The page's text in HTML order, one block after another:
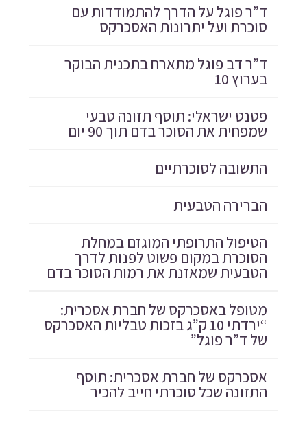
ד”ר פוגל על הדרך להתמודדות עם
סוכרת ועל יתרונות האסכרקס
ד”ר דב פוגל מתארח בתכנית הבוקר
בערוץ 10
פטנט ישראלי: תוסף תזונה טבעי
שמפחית את הסוכר בדם תוך 90 יום
התשובה לסוכרתיים
הברירה הטבעית
הטיפול התרופתי המוגזם במחלת
הסוכרת במקום פשוט לפנות לדרך
הטבעית שמאזנת את רמות הסוכר בדם
מטופל באסכרקס של חברת אסכרית:
“ירדתי 10 ק”ג בזכות טבליות האסכרקס
של ד”ר פוגל”
אסכרקס של חברת אסכרית: תוסף
התזונה שכל סוכרתי חייב להכיר